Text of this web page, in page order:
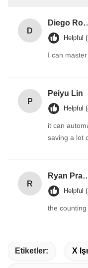
D
Diego
Helpful
I can
P
Peiyu Lin
Helpful
it can
saving a lot
R
Ryan
Helpful
the
Etiketler: X